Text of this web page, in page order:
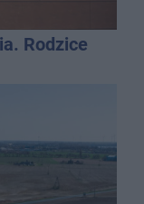
Rodzice